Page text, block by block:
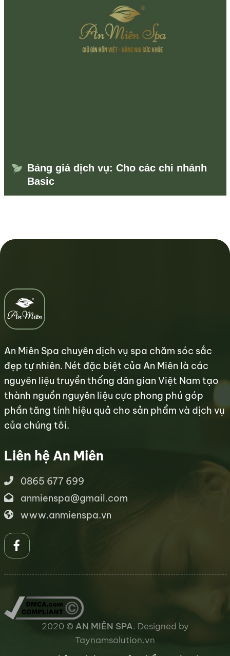
Bảng giá dịch vụ: Cho các chi nhánh
Basic
An Miên Spa chuyên dịch vụ spa chăm sóc sắc
đẹp tự nhiên. Nét đặc biệt của An Miên là các
nguyên liệu truyền thống dân gian Việt Nam tạo
thành nguồn nguyên liệu cực phong phú góp
phần tăng tính hiệu quả cho sản phẩm và dịch vụ
của chúng tôi.
Liên hệ An Miên
0865 677 699
anmienspa@gmail.com
www.anmienspa.vn
2020 © AN MIÊN SPA. Designed by
Taynamsolution.vn